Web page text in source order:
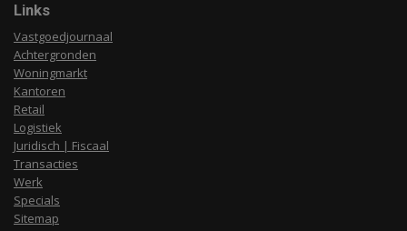
Links
Vastgoedjournaal
Achtergronden
Woningmarkt
Kantoren
Retail
Logistiek
Juridisch | Fiscaal
Transacties
Werk
Specials
Sitemap